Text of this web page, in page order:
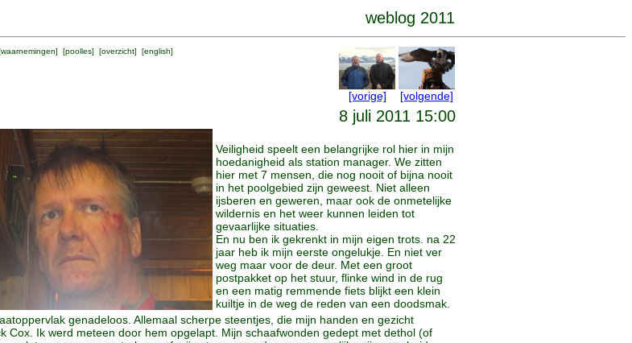
weblog 2011
waarnemingen] [poolles] [overzicht] [english]
[vorige] [volgende]
8 juli 2011 15:00
Veiligheid speelt een belangrijke rol hier in mijn
hoedanigheid als station manager. We zitten
hier met 7 mensen, die nog nooit of bijna nooit
in het poolgebied zijn geweest. Niet alleen
ijsberen en geweren, maar ook de onmetelijke
wildernis en het weer kunnen leiden tot
gevaarlijke situaties.
En nu ben ik gekrenkt in mijn eigen trots. na 22
jaar heb ik mijn eerste ongelukje. En niet ver
weg maar voor de deur. Met een groot
postpakket op het stuur, flinke wind in de rug
en een matig remmende fiets blijkt een klein
kuiltje in de weg de reden van een doodsmak.
genadeloos. Allemaal scherpe steentjes, die mijn handen en gezicht
Cox. Ik werd meteen door hem opgelapt. Mijn schaafwonden gedept met dethol (of